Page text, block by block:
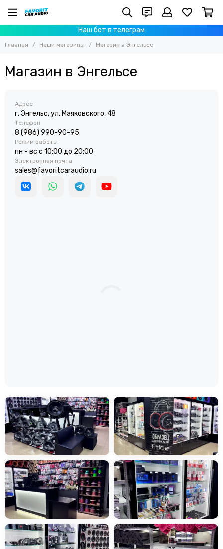
Наш бот в телеграм
Главная Наши магазины Магазин в Энгельсе
Магазин в Энгельсе
Адрес
г. Энгельс, ул. Маяковского, 48
Телефон
8 (986) 990-90-95
Режим работы
пн - вс с 10:00 до 20:00
Электронная почта
sales@favoritcaraudio.ru